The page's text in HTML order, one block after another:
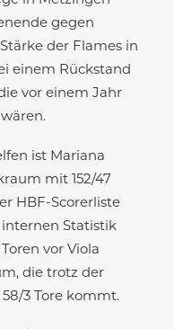
gegen
der Flames in
einem Rückstand
vor einem Jahr
ist Mariana
mit 152/47
HBF-Scorerliste
Statistik
vor Viola
die trotz der
3 Tore kommt.